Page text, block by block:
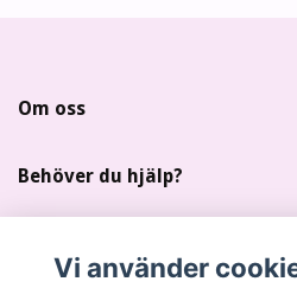
Om oss
Behöver du hjälp?
Vi använder